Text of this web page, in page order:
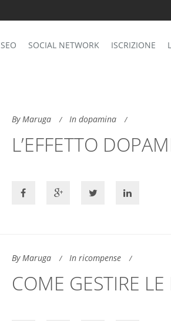
SEO SOCIAL NETWORK ISCRIZIONE
By Maruga In dopamina
L’EFFETTO
By Maruga In ricompense
COME GESTIRE